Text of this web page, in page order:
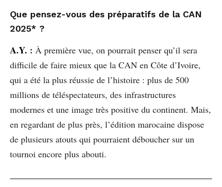
Que pensez-vous des préparatifs de la CAN
2025* ?
A.Y. : À première vue, on pourrait penser qu’il sera
difficile de faire mieux que la CAN en Côte d’Ivoire,
qui a été la plus réussie de l’histoire : plus de 500
millions de téléspectateurs, des infrastructures
modernes et une image très positive du continent. Mais,
en regardant de plus près, l’édition marocaine dispose
de plusieurs atouts qui pourraient déboucher sur un
tournoi encore plus abouti.